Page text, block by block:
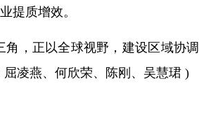
提质增效。
，正以全球视野，建设区域协
凌燕、何欣荣、陈刚、吴慧珺 )